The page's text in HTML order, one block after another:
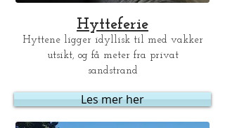
Hytteferie
Hyttene ligger idyllisk til med vakker
utsikt, og få meter fra privat
sandstrand
Les mer her